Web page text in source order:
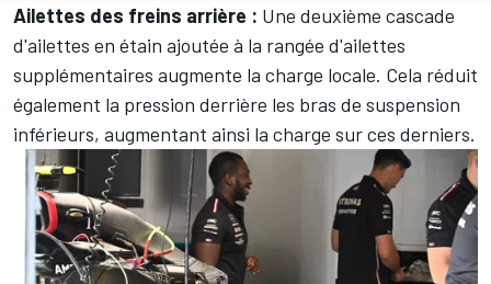
Ailettes des freins arrière : Une deuxième cascade
d'ailettes en étain ajoutée à la rangée d'ailettes
supplémentaires augmente la charge locale. Cela réduit
également la pression derrière les bras de suspension
inférieurs, augmentant ainsi la charge sur ces derniers.